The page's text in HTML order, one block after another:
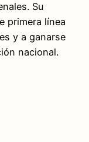
Su
primera línea
y a ganarse
nacional.